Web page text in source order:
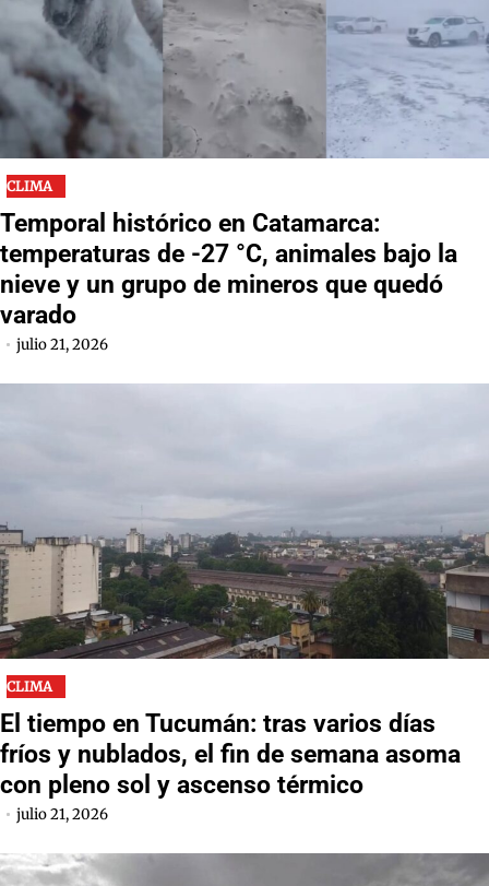
CLIMA
Temporal histórico en Catamarca:
temperaturas de -27 °C, animales bajo la
nieve y un grupo de mineros que quedó
varado
julio 21, 2026
CLIMA
El tiempo en Tucumán: tras varios días
fríos y nublados, el fin de semana asoma
con pleno sol y ascenso térmico
julio 21, 2026